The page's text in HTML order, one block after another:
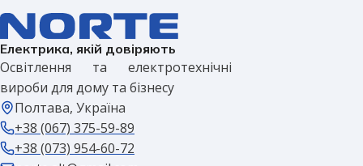
Електрика, якій довіряють
Освітлення та електротехнічні
вироби для дому та бізнесу
Полтава, Україна
+38 (067) 375-59-89
+38 (073) 954-60-72